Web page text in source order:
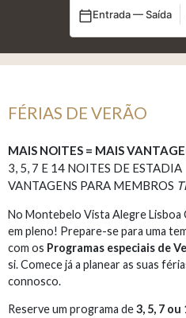
Entrada — Saída
FÉRIAS DE VERÃO
MAIS NOITES = MAIS
3, 5, 7 E 14 NOITES DE ESTADIA
VANTAGENS PARA MEMBROS
No Montebelo Vista Alegre Lisboa
em pleno! Prepare-se para uma
com os Programas especiais de
si. Comece já a planear as suas
connosco.
Reserve um programa de3, 5, 7